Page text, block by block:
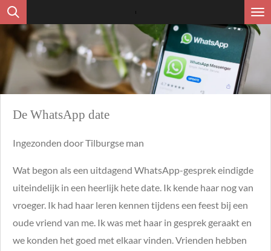
Ga
direct
naar
de
hoofdinhoud
De WhatsApp date
Ingezonden door Tilburgse man
Wat begon als een uitdagend WhatsApp-gesprek eindigde
uiteindelijk in een heerlijk hete date. Ik kende haar nog van
vroeger. Ik had haar leren kennen tijdens een feest bij een
oude vriend van me. Ik was met haar in gesprek geraakt en
we konden het goed met elkaar vinden. Vrienden hebben